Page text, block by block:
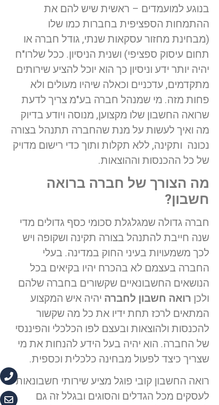
בנוגע למועמדים – ראשית שיש להם את
ההתמחות הספציפית בחברות כמו שלו
(מבחינת מחזור עסקאות שנתי, גודל חברה או
תחום עיסוק ספציפי) ושנית הניסיון. ככל שלרו"ח
יהיה יותר ידע וניסיון כך הוא יוכל להציע שירותים
מתקדמים, עדכניים וכאלה שיהיו מעולים ולא
פחות מזה. מי שמנהל חברה בע"מ צריך לדעת
שרואה החשבון שלו מקצוען, מנוסה ויודע בדיוק
מה ואיך לעשות על מנת שהחברה תתנהל בצורה
נכונה ותקינה, ללא תקלות ותוך כדי רישום מדויק
של כל ההכנסות וההוצאות.
מה הצורך של חברה ברואה
חשבון?
חברה גדולה שמגלגלת סכומי כסף גדולים מדי
שנה חייבת להתנהל בצורה תקינה ושקופה ויש
לכך משמעויות בעיני החוק במדינה. בעלי
החברה בעצמם לא בהכרח יהיו בקיאים בכל
הנושאים החשבונאיים שקשורים בחברה שלהם
ולכן רואה חשבון לחברה יהיה איש המקצוע
המתאים לרכז תחת ידיו את כל מה שקשור
להכנסות ולהוצאות ובעצם לפו הכלכלי והפיננסי
של החברה. הוא יהיה בעל הידע להנחות את מי
שצריך כיצד לפעול מבחינה כלכלית וכספית.
רואה החשבון קובי פוגל מציע שירותי חשבונאות
לעסקים מכל הגדלים והסוגים ובגלל זה גם